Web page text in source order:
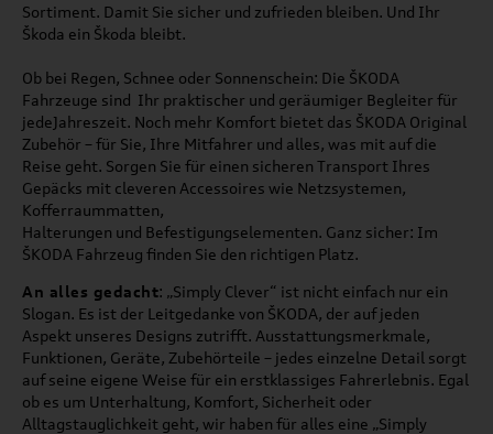
Sortiment. Damit Sie sicher und zufrieden bleiben. Und Ihr
Škoda ein Škoda bleibt.
Ob bei Regen, Schnee oder Sonnenschein: Die ŠKODA
Fahrzeuge sind Ihr praktischer und geräumiger Begleiter für
jedeJahreszeit. Noch mehr Komfort bietet das ŠKODA Original
Zubehör – für Sie, Ihre Mitfahrer und alles, was mit auf die
Reise geht. Sorgen Sie für einen sicheren Transport Ihres
Gepäcks mit cleveren Accessoires wie Netzsystemen,
Kofferraummatten,
Halterungen und Befestigungselementen. Ganz sicher: Im
ŠKODA Fahrzeug finden Sie den richtigen Platz.
An alles gedacht: „Simply Clever“ ist nicht einfach nur ein
Slogan. Es ist der Leitgedanke von ŠKODA, der auf jeden
Aspekt unseres Designs zutrifft. Ausstattungsmerkmale,
Funktionen, Geräte, Zubehörteile – jedes einzelne Detail sorgt
auf seine eigene Weise für ein erstklassiges Fahrerlebnis. Egal
ob es um Unterhaltung, Komfort, Sicherheit oder
Alltagstauglichkeit geht, wir haben für alles eine „Simply